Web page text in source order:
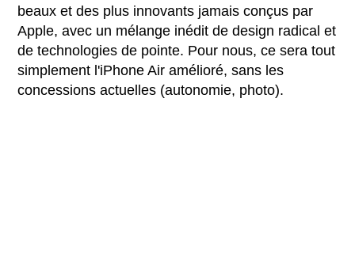
beaux et des plus innovants jamais conçus par
Apple, avec un mélange inédit de design radical et
de technologies de pointe. Pour nous, ce sera tout
simplement l'iPhone Air amélioré, sans les
concessions actuelles (autonomie, photo).